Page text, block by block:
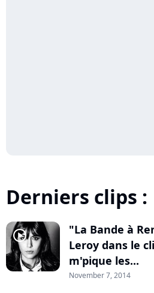
Derniers clips :
player2
"La Bande à
Leroy dans le
m'pique les...
November 7, 2014